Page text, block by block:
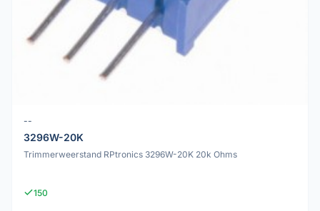
--
3296W-20K
Trimmerweerstand RPtronics 3296W-20K 20k Ohms
150